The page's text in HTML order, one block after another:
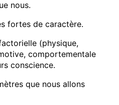
nous.
fortes de caractère.
(physique,
comportementale
conscience.
que nous allons